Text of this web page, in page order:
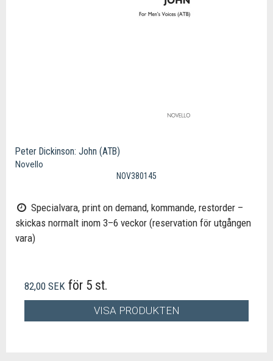
Peter Dickinson: John (ATB)
Novello
NOV380145
Specialvara, print on demand, kommande, restorder –
skickas normalt inom 3–6 veckor (reservation för utgången
vara)
82,00 SEK för 5 st.
VISA PRODUKTEN